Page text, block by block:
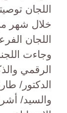
اللجان
خلال شهر
اللجان
وجاءت
الرقمي
الدكتور/
والسيد/